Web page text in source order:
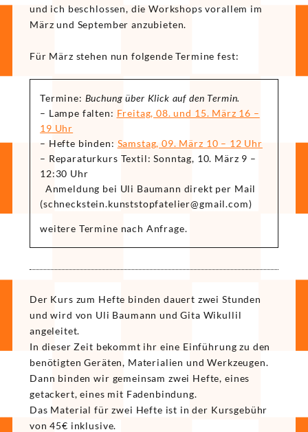
und ich beschlossen, die Workshops vorallem im
März und September anzubieten.
Für März stehen nun folgende Termine fest:
Termine: Buchung über Klick auf den Termin.
– Lampe falten: Freitag, 08. und 15. März 16 –
19 Uhr
– Hefte binden: Samstag, 09. März 10 – 12 Uhr
– Reparaturkurs Textil: Sonntag, 10. März 9 –
12:30 Uhr
Anmeldung bei Uli Baumann direkt per Mail
(
moc.l
iamg@
reile
tafpo
tstsn
uk.ni
etskc
enhcs )
weitere Termine nach Anfrage.
Der Kurs zum Hefte binden dauert zwei Stunden
und wird von Uli Baumann und Gita Wikullil
angeleitet.
In dieser Zeit bekommt ihr eine Einführung zu den
benötigten Geräten, Materialien und Werkzeugen.
Dann binden wir gemeinsam zwei Hefte, eines
getackert, eines mit Fadenbindung.
Das Material für zwei Hefte ist in der Kursgebühr
von 45€ inklusive.